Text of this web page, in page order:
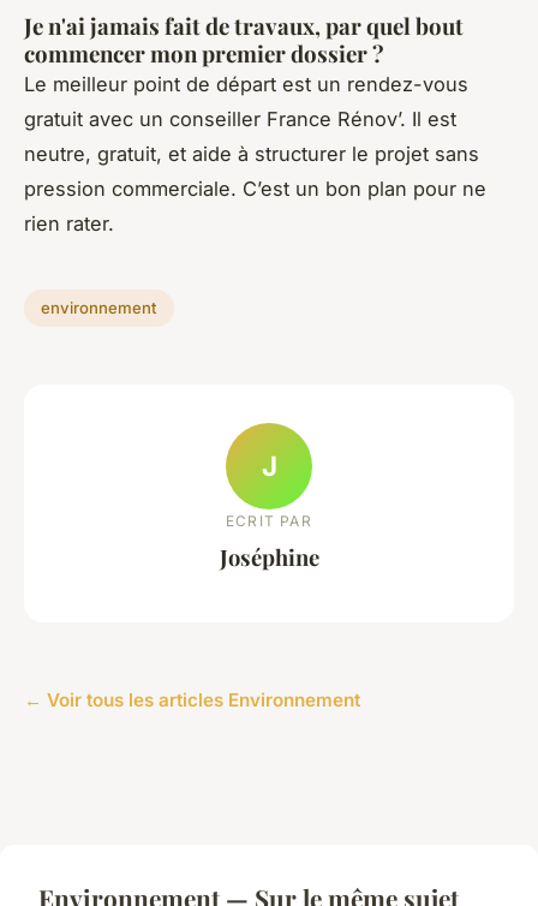
Je n'ai jamais fait de travaux, par quel bout
commencer mon premier dossier ?
Le meilleur point de départ est un rendez-vous
gratuit avec un conseiller France Rénov’. Il est
neutre, gratuit, et aide à structurer le projet sans
pression commerciale. C’est un bon plan pour ne
rien rater.
environnement
J
ECRIT PAR
Joséphine
← Voir tous les articles Environnement
Environnement — Sur le même sujet